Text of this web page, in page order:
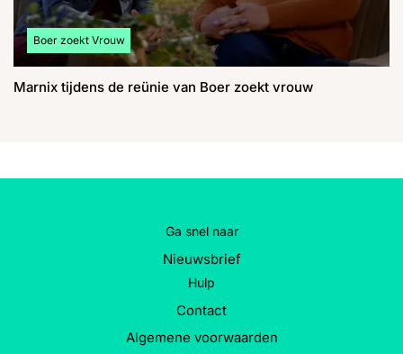
Bekijk meer artikelen over:
Boer zoekt Vrouw
Marnix tijdens de reünie van Boer zoekt vrouw
Ga snel naar
Nieuwsbrief
Hulp
Contact
Algemene voorwaarden